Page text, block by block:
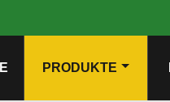
PRODUKTE